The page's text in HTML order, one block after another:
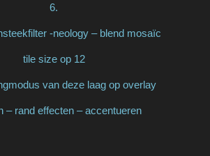
6.
-neology – blend mosaïc
tile size op 12
van deze laag op overlay
– rand effecten – accentueren